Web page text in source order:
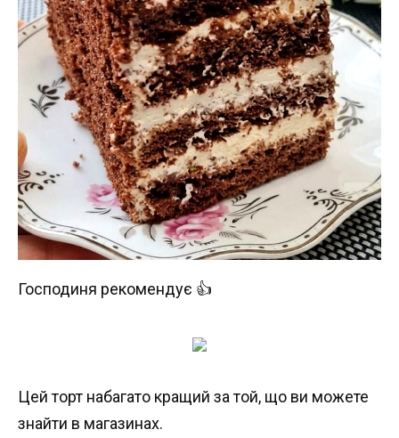
Господиня рекомендує 👍
Цей торт набагато кращий за той, що ви можете
знайти в магазинах.